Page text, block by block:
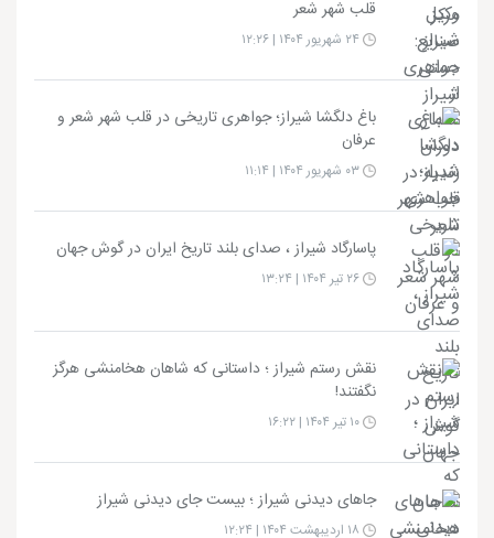
قلب شهر شعر
باغ دلگشا شیراز؛ جواهری تاریخی در قلب شهر شعر و
عرفان
پاسارگاد شیراز ، صدای بلند تاریخ ایران در گوش جهان
نقش رستم شیراز ؛ داستانی که شاهان هخامنشی هرگز
نگفتند!
جاهای دیدنی شیراز ؛ بیست جای دیدنی شیراز